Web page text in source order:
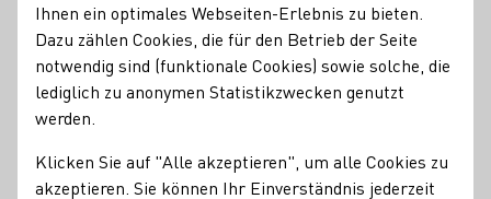
Weingut Cantzheim
eGbR
Das 15 Minuten von Trier sowie der luxemburgischen
Grenze am Altarm der Saar gelegene Weingut Cantzheim
wurde 2016 gegründet. Die Inhaber Anna und Stephan
Ihnen ein optimales Webseiten-Erlebnis zu bieten.
Dazu zählen Cookies, die für den Betrieb der Seite
notwendig sind (funktionale Cookies) sowie solche, die
lediglich zu anonymen Statistikzwecken genutzt
werden.
Klicken Sie auf "Alle akzeptieren", um alle Cookies zu
akzeptieren. Sie können Ihr Einverständnis jederzeit